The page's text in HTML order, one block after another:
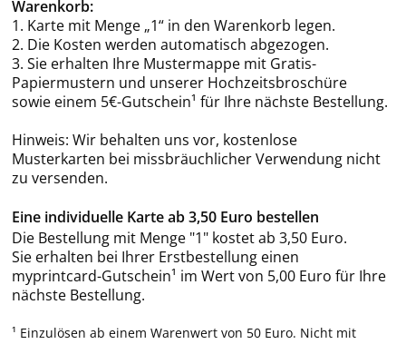
Warenkorb:
1. Karte mit Menge „1“ in den Warenkorb legen.
2. Die Kosten werden automatisch abgezogen.
3. Sie erhalten Ihre Mustermappe mit Gratis-
Papiermustern und unserer Hochzeitsbroschüre
sowie einem 5€-Gutschein¹ für Ihre nächste Bestellung.
Hinweis: Wir behalten uns vor, kostenlose
Musterkarten bei missbräuchlicher Verwendung nicht
zu versenden.
Eine individuelle Karte ab 3,50 Euro bestellen
Die Bestellung mit Menge "1" kostet ab 3,50 Euro.
Sie erhalten bei Ihrer Erstbestellung einen
myprintcard-Gutschein¹ im Wert von 5,00 Euro für Ihre
nächste Bestellung.
¹ Einzulösen ab einem Warenwert von 50 Euro. Nicht mit